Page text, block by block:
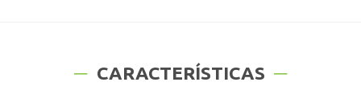
CARACTERÍSTICAS